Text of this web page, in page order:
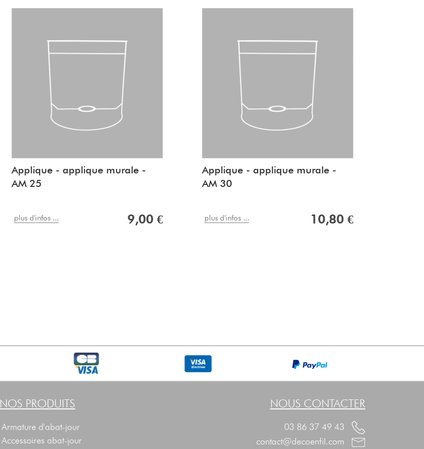
Design minimaliste, pour les amoureux du DIY Do It Yourself
Produit en fil métallique 100 % recyclable
Dimension de l'applique murale
: 20 cm
: 10 cm
Largeur: 20 cm
Dimension de la plaque murale
4 perçages de diamètre 5 cm
Applique - applique murale -
AM 25
plus d'infos ... 9,00 €
Applique - applique murale -
AM 30
plus d'infos ... 10,80 €
NOS PRODUITS
Armature d'abat-jour
Accessoires abat-jour
NOUS CONTACTER
03 86 37 49 43
contact@decoenfil.com